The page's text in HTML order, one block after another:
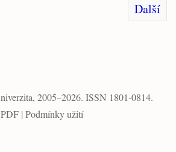
Další
, 2005–2026. ISSN 1801-0814.
PDF | Podmínky užití